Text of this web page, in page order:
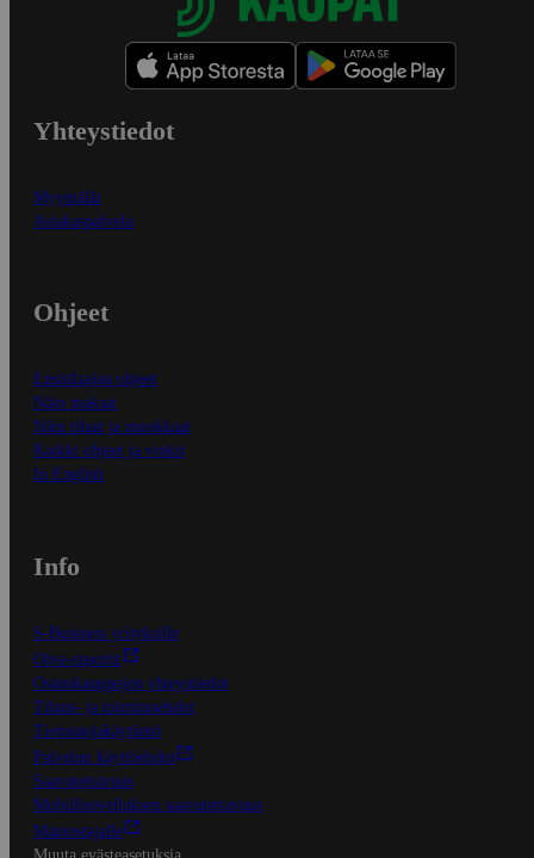
Yhteystiedot
Myymälät
Asiakaspalvelu
Ohjeet
Ensitilaajan ohjeet
Näin maksat
Näin tilaat ja muokkaat
Kaikki ohjeet ja vinkit
In English
Info
S-Business yrityksille
Oiva-raportit
Osuuskauppojen yhteystiedot
Tilaus- ja toimitusehdot
Tietosuojakäytäntö
Palvelun käyttöehdot
Saavutettavuus
Mobiilisovelluksen saavutettavuus
Mainostajalle